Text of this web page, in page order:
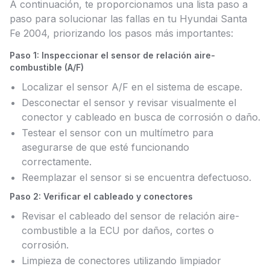
A continuación, te proporcionamos una lista paso a
paso para solucionar las fallas en tu Hyundai Santa
Fe 2004, priorizando los pasos más importantes:
Paso 1: Inspeccionar el sensor de relación aire-
combustible (A/F)
Localizar el sensor A/F en el sistema de escape.
Desconectar el sensor y revisar visualmente el
conector y cableado en busca de corrosión o daño.
Testear el sensor con un multímetro para
asegurarse de que esté funcionando
correctamente.
Reemplazar el sensor si se encuentra defectuoso.
Paso 2: Verificar el cableado y conectores
Revisar el cableado del sensor de relación aire-
combustible a la ECU por daños, cortes o
corrosión.
Limpieza de conectores utilizando limpiador